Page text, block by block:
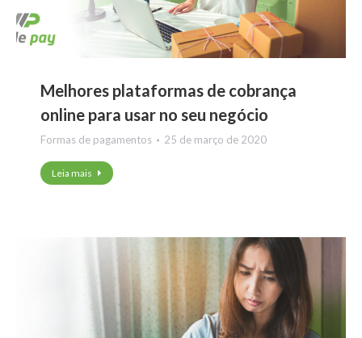
Melhores plataformas de cobrança
online para usar no seu negócio
Formas de pagamentos 25 de março de 2020
Leia mais